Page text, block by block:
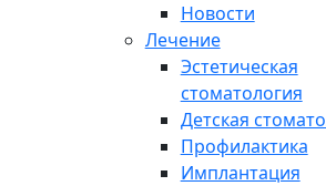
Новости
Лечение
Эстетическая
стоматология
Детская
Профилактика
Имплантация